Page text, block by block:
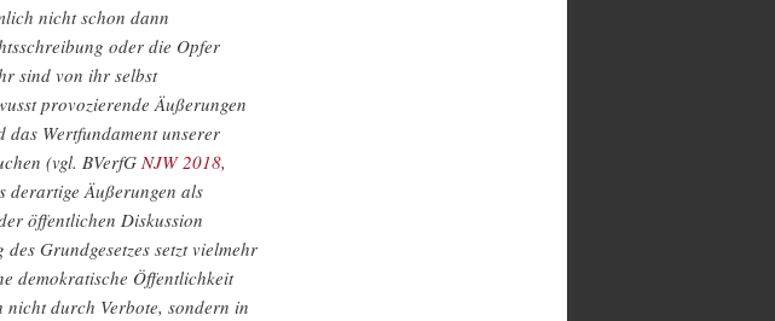
nicht schon dann
oder die Opfer
sind von ihr selbst
provozierende Äußerungen
das Wertfundament unserer
(vgl. BVerfG NJW 2018,
derartige Äußerungen als
öffentlichen Diskussion
Grundgesetzes setzt vielmehr
demokratische Öffentlichkeit
durch Verbote, sondern in